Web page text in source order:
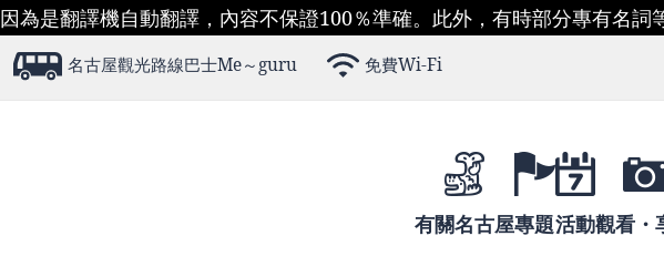
因為是翻譯機自動翻譯，內容不保證100％準確。此外，有時部分專有名詞
名古屋觀光路線巴士Me～guru 免費Wi-Fi
有關名古屋專題活動觀看・